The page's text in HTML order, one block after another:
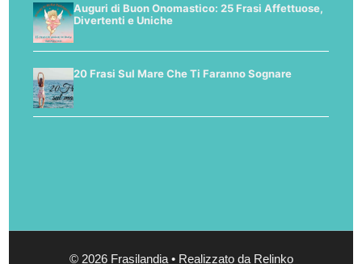
Auguri di Buon Onomastico: 25 Frasi Affettuose,
Divertenti e Uniche
20 Frasi Sul Mare Che Ti Faranno Sognare
© 2026 Frasilandia • Realizzato da Relinko